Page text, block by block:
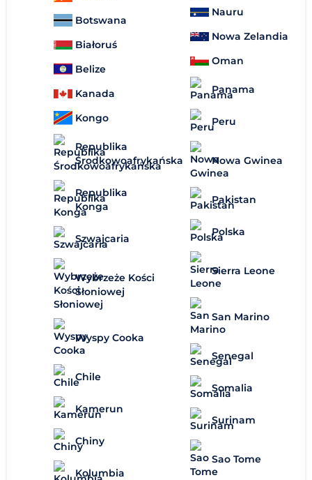
Botswana
Białoruś
Belize
Kanada
Kongo
Republika
Środkowoafrykańska
Republika
Konga
Szwajcaria
Wybrzeże Kości
Słoniowej
Wyspy Cooka
Chile
Kamerun
Chiny
Kolumbia
Nauru
Nowa Zelandia
Oman
Panama
Peru
Nowa Gwinea
Pakistan
Polska
Sierra Leone
San Marino
Senegal
Somalia
Surinam
Sao Tome